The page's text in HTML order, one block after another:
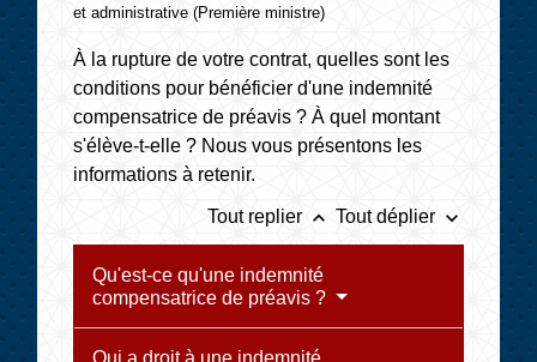
et administrative (Première ministre)
À la rupture de votre contrat, quelles sont les
conditions pour bénéficier d'une indemnité
compensatrice de préavis ? À quel montant
s'élève-t-elle ? Nous vous présentons les
informations à retenir.
Tout replier keyboard_arrow_up Tout déplier keyboard_arrow_down
Qu'est-ce qu'une indemnité
compensatrice de préavis ?
Qui a droit à une indemnité